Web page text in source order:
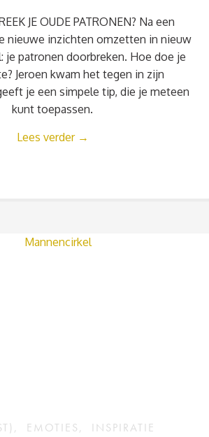
JE OUDE PATRONEN? Na een
nieuwe inzichten omzetten in nieuw
je patronen doorbreken. Hoe doe je
Jeroen kwam het tegen in zijn
je een simpele tip, die je meteen
kunt toepassen.
Lees verder →
, EMOTIES, INSPIRATIE